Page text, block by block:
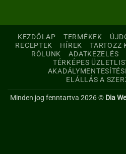
KEZDŐLAP TERMÉKEK
RECEPTEK
HÍREK TARTOZZ
RÓLUNK
ADATKEZELÉS
TÉRKÉPES
ELÁLLÁS A
Minden jog fenntartva 2026 © Dia